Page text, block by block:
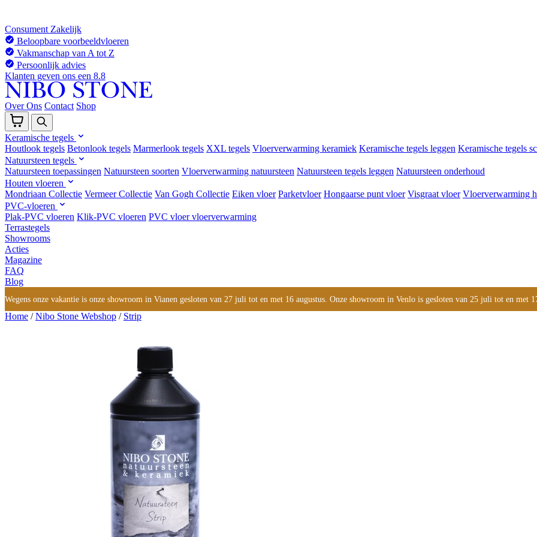
Consument Zakelijk
Beloopbare voorbeeldvloeren
Vakmanschap van A tot Z
Persoonlijk advies
Klanten geven ons een 8.8
Over Ons Contact Shop
Keramische tegels
Houtlook tegels Betonlook tegels Marmerlook tegels XXL tegels Vloerverwarming keramiek Keramische tegels leggen Keramische tegels
Natuursteen tegels
Natuursteen toepassingen Natuursteen soorten Vloerverwarming natuursteen Natuursteen tegels leggen Natuursteen onderhoud
Houten vloeren
Mondriaan Collectie Vermeer Collectie Van Gogh Collectie Eiken vloer Parketvloer Hongaarse punt vloer Visgraat vloer Vloerverwarming
PVC-vloeren
Plak-PVC vloeren Klik-PVC vloeren PVC vloer vloerverwarming
Terrastegels
Showrooms
Acties
Magazine
FAQ
Blog
Wegens onze vakantie is onze showroom in Vianen gesloten van 27 juli tot en met 16 augustus. Onze showroom in Venlo is gesloten van 25 juli tot en met
Home /Nibo Stone Webshop / Strip